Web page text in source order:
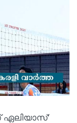
ഏലിയാസ്'